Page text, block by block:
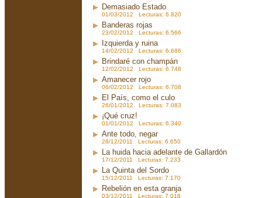
Demasiado Estado
01/03/2012 Lecturas: 6.820
Banderas rojas
23/02/2012 Lecturas: 6.566
Izquierda y ruina
14/02/2012 Lecturas: 6.686
Brindaré con champán
12/02/2012 Lecturas: 6.748
Amanecer rojo
06/02/2012 Lecturas: 6.708
El País, como el culo
26/01/2012 Lecturas: 7.083
¡Qué cruz!
01/01/2012 Lecturas: 6.340
Ante todo, negar
28/12/2011 Lecturas: 6.650
La huida hacia adelante de Gallardón
17/12/2011 Lecturas: 7.233
La Quinta del Sordo
15/12/2011 Lecturas: 7.170
Rebelión en esta granja
03/12/2011 Lecturas: 7.018